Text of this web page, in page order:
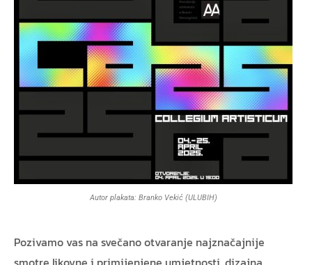
Autor plakata: Branko Vekić (ULUBIH)
Pozivamo vas na svečano otvaranje najznačajnije